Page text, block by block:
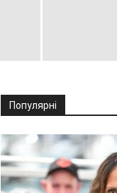
Популярні